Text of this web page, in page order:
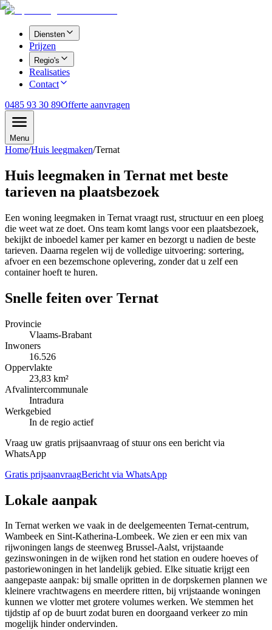
Diensten
Prijzen
Regio's
Realisaties
Contact
0485 93 30 89Offerte aanvragen
Menu
Home/Huis leegmaken/Ternat
Huis leegmaken in Ternat met beste
tarieven na plaatsbezoek
Een woning leegmaken in Ternat vraagt rust, structuur en een ploeg
die weet wat ze doet. Ons team komt langs voor een plaatsbezoek,
bekijkt de inboedel kamer per kamer en bezorgt u nadien de beste
tarieven. Daarna regelen wij de volledige uitvoering: sortering,
afvoer en een bezemschone oplevering, zonder dat u zelf een
container hoeft te huren.
Snelle feiten over Ternat
Provincie
Vlaams-Brabant
Inwoners
16.526
Oppervlakte
23,83 km²
Afvalintercommunale
Intradura
Werkgebied
In de regio actief
Vraag uw gratis prijsaanvraag of stuur ons een bericht via
WhatsApp
Gratis prijsaanvraagBericht via WhatsApp
Lokale aanpak
In Ternat werken we vaak in de deelgemeenten Ternat-centrum,
Wambeek en Sint-Katherina-Lombeek. We zien er een mix van
rijwoningen langs de steenweg Brussel-Aalst, vrijstaande
gezinswoningen in de wijken rond het station en oudere hoeves of
pastoriewoningen in het landelijk gebied. Elke situatie krijgt een
aangepaste aanpak: bij smalle opritten in de dorpskernen plannen we
kleinere vrachtwagens en meerdere ritten, bij vrijstaande woningen
kunnen we vlotter met grotere volumes werken. We stemmen het
tijdstip af op de buurt zodat buren en doorgaand verkeer zo min
mogelijk hinder ondervinden.